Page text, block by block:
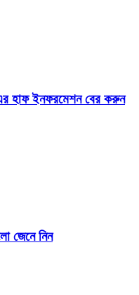
হাফ ইনফরমেশন বের করুন
জেনে নিন